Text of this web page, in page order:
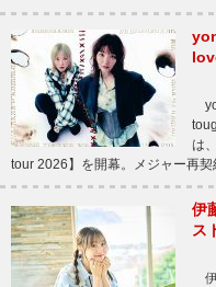
は
tour 2026】を開幕。メジャー再
伊
ス
伊